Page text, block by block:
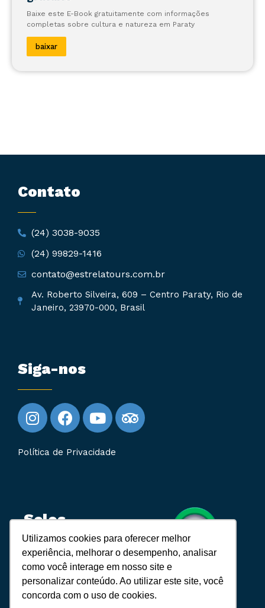
Utilizamos cookies para oferecer melhor
experiência, melhorar o desempenho, analisar
como você interage em nosso site e
personalizar conteúdo. Ao utilizar este site, você
concorda com o uso de cookies.
Baixe este E-Book gratuitamente com informações
completas sobre cultura e natureza em Paraty
baixar
Contato
(24) 3038-9035
(24) 99829-1416
contato@estrelatours.com.br
Av. Roberto Silveira, 609 – Centro Paraty, Rio de
Janeiro, 23970-000, Brasil
Siga-nos
Política de Privacidade
Selos
Cadastur:
10.843.831/0001-89